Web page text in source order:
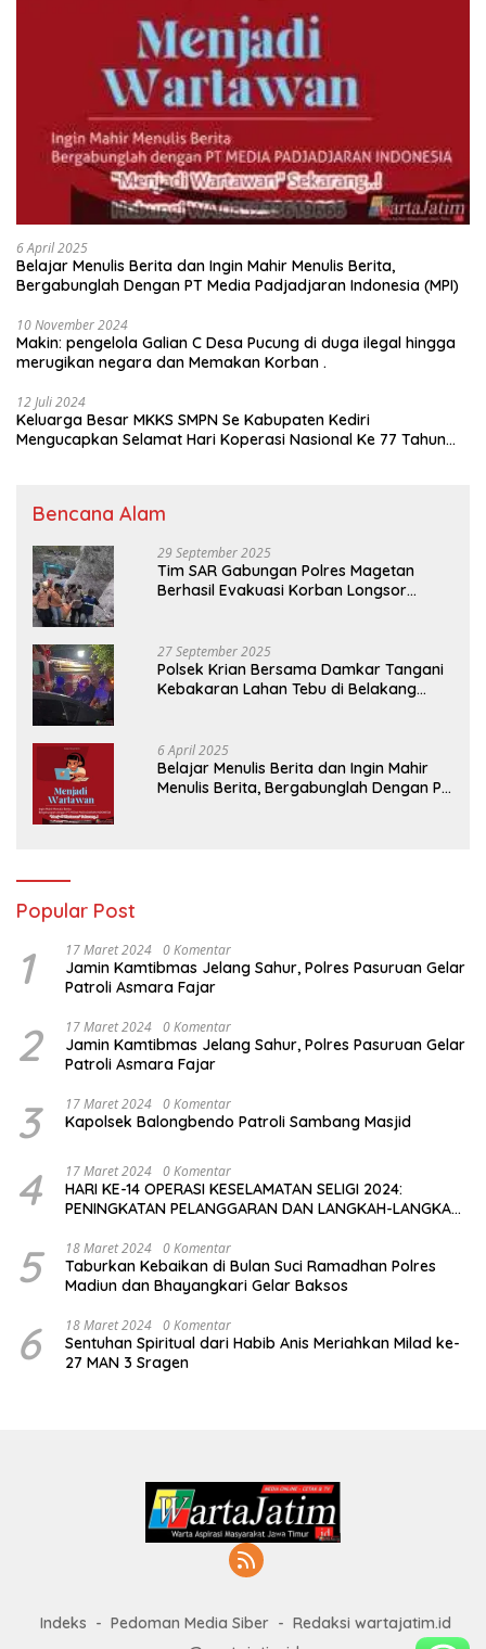
6 April 2025
Belajar Menulis Berita dan Ingin Mahir Menulis Berita,
Bergabunglah Dengan PT Media Padjadjaran Indonesia (MPI)
10 November 2024
Makin: pengelola Galian C Desa Pucung di duga ilegal hingga
merugikan negara dan Memakan Korban .
12 Juli 2024
Keluarga Besar MKKS SMPN Se Kabupaten Kediri
Mengucapkan Selamat Hari Koperasi Nasional Ke 77 Tahun
Bencana Alam
29 September 2025
Tim SAR Gabungan Polres Magetan
Berhasil Evakuasi Korban Longsor
27 September 2025
Polsek Krian Bersama Damkar Tangani
Kebakaran Lahan Tebu di Belakang
6 April 2025
Belajar Menulis Berita dan Ingin Mahir
Menulis Berita, Bergabunglah Dengan PT
Popular Post
1 17 Maret 2024 0 Komentar
Jamin Kamtibmas Jelang Sahur, Polres Pasuruan Gelar
Patroli Asmara Fajar
2 17 Maret 2024 0 Komentar
Jamin Kamtibmas Jelang Sahur, Polres Pasuruan Gelar
Patroli Asmara Fajar
3 17 Maret 2024 0 Komentar
Kapolsek Balongbendo Patroli Sambang Masjid
4 17 Maret 2024 0 Komentar
HARI KE-14 OPERASI KESELAMATAN SELIGI 2024:
PENINGKATAN PELANGGARAN DAN LANGKAH-LANGKAH
5 18 Maret 2024 0 Komentar
Taburkan Kebaikan di Bulan Suci Ramadhan Polres
Madiun dan Bhayangkari Gelar Baksos
6 18 Maret 2024 0 Komentar
Sentuhan Spiritual dari Habib Anis Meriahkan Milad ke-
27 MAN 3 Sragen
Indeks Pedoman Media Siber
Redaksi wartajatim.id